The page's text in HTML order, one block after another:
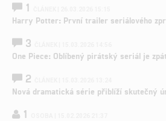
1
Harry Potter: První trailer seriálového
3
One Piece: Oblíbený pirátský seriál je
2
Nová dramatická série přiblíží skutečný
1